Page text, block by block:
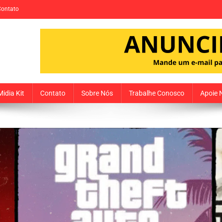
Kit Contato Sobre Nós Trabalhe Conosco Apoie